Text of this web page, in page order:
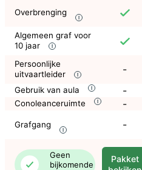
Overbrenging
Algemeen graf voor
10 jaar
Persoonlijke
uitvaartleider
-
Gebruik van aula -
Conoleanceruimte -
Grafgang -
Geen
bijkomende
Pakket